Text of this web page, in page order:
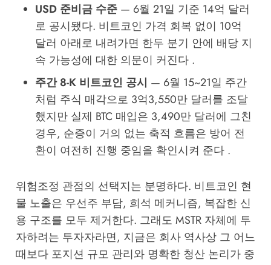
USD 준비금 수준— 6월 21일 기준 14억 달러
로 공시됐다. 비트코인 가격 회복 없이 10억
달러 아래로 내려가면 한두 분기 안에 배당 지
속 가능성에 대한 의문이 커진다 .
주간 8-K 비트코인 공시 — 6월 15~21일 주간
처럼 주식 매각으로 3억3,550만 달러를 조달
했지만 실제 BTC 매입은 3,490만 달러에 그친
경우, 순증이 거의 없는 축적 흐름은 방어 전
환이 여전히 진행 중임을 확인시켜 준다 .
위험조정 관점의 선택지는 분명하다. 비트코인 현
물 노출은 우선주 부담, 희석 메커니즘, 복잡한 신
용 구조를 모두 제거한다. 그래도 MSTR 자체에 투
자하려는 투자자라면, 지금은 회사 역사상 그 어느
때보다 포지션 규모 관리와 명확한 청산 논리가 중